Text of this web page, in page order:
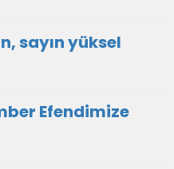
sayın yüksel
Efendimize